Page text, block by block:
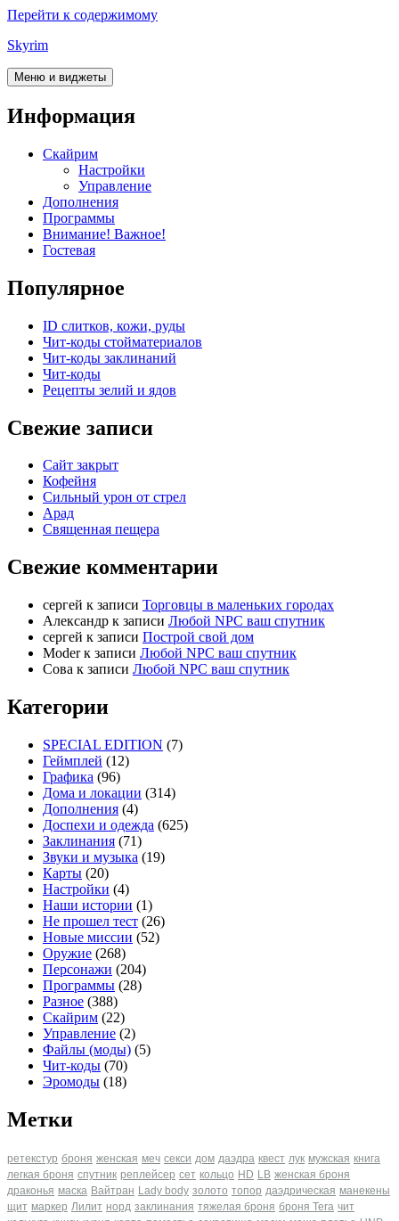
Перейти к содержимому
Skyrim
Меню и виджеты
Информация
Скайрим
Настройки
Управление
Дополнения
Программы
Внимание! Важное!
Гостевая
Популярное
ID слитков, кожи, руды
Чит-коды стойматериалов
Чит-коды заклинаний
Чит-коды
Рецепты зелий и ядов
Свежие записи
Сайт закрыт
Кофейня
Cильный урон от стрел
Арад
Священная пещера
Свежие комментарии
cергей к записи Торговцы в маленьких городах
Александр к записи Любой NPC ваш спутник
cергей к записи Построй свой дом
Moderк записи Любой NPC ваш спутник
Сова к записи Любой NPC ваш спутник
Категории
SPECIAL EDITION (7)
Геймплей (12)
Графика (96)
Дома и локации (314)
Дополнения (4)
Доспехи и одежда (625)
Заклинания (71)
Звуки и музыка (19)
Карты (20)
Настройки (4)
Наши истории (1)
Не прошел тест (26)
Новые миссии (52)
Оружие (268)
Персонажи (204)
Программы (28)
Разное (388)
Скайрим (22)
Управление (2)
Файлы (моды) (5)
Чит-коды (70)
Эромоды (18)
Метки
ретекстур броня женская меч секси дом даэдра квест лук мужская книга
легкая броня спутник реплейсер сет кольцо HD LB женская броня
драконья маска Вайтран Lady body золото топор даэдрическая манекены
щит маркер Лилит норд заклинания тяжелая броня броня Tera чит